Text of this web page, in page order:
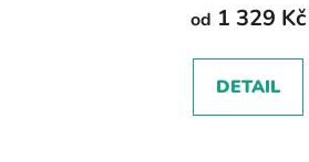
od 1 329 Kč
DETAIL